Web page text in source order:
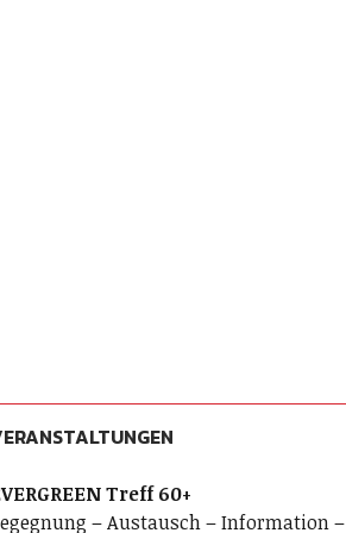
Treff 60+
– Austausch – Information –